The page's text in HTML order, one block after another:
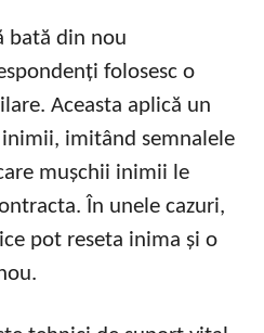
bată din nou
folosesc o
Aceasta aplică un
imitând semnalele
mușchii inimii le
În unele cazuri,
pot reseta inima și o